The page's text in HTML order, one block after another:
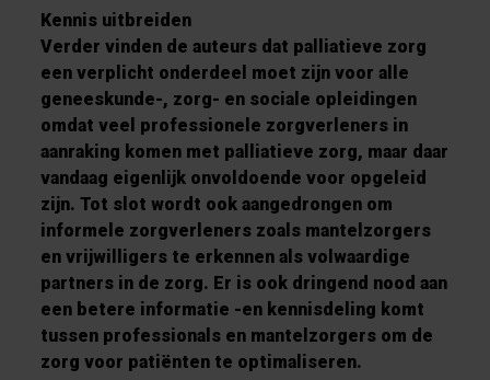
Kennis uitbreiden
Verder vinden de auteurs dat palliatieve zorg
een verplicht onderdeel moet zijn voor alle
geneeskunde-, zorg- en sociale opleidingen
omdat veel professionele zorgverleners in
aanraking komen met palliatieve zorg, maar daar
vandaag eigenlijk onvoldoende voor opgeleid
zijn. Tot slot wordt ook aangedrongen om
informele zorgverleners zoals mantelzorgers
en vrijwilligers te erkennen als volwaardige
partners in de zorg. Er is ook dringend nood aan
een betere informatie -en kennisdeling komt
tussen professionals en mantelzorgers om de
zorg voor patiënten te optimaliseren.